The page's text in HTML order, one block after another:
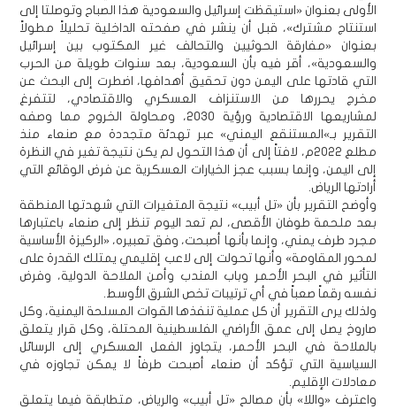
الأولى بعنوان «استيقظت إسرائيل والسعودية هذا الصباح وتوصلتا إلى
استنتاج مشترك»، قبل أن ينشر في صفحته الداخلية تحليلاً مطولاً
بعنوان «مفارقة الحوثيين والتحالف غير المكتوب بين إسرائيل
والسعودية»، أقر فيه بأن السعودية، بعد سنوات طويلة من الحرب
التي قادتها على اليمن دون تحقيق أهدافها، اضطرت إلى البحث عن
مخرج يحررها من الاستنزاف العسكري والاقتصادي، لتتفرغ
لمشاريعها الاقتصادية ورؤية 2030، ومحاولة الخروج مما وصفه
التقرير بـ»المستنقع اليمني» عبر تهدئة متجددة مع صنعاء منذ
مطلع 2022م، لافتاً إلى أن هذا التحول لم يكن نتيجة تغير في النظرة
إلى اليمن، وإنما بسبب عجز الخيارات العسكرية عن فرض الوقائع التي
أرادتها الرياض.
وأوضح التقرير بأن «تل أبيب» نتيجة المتغيرات التي شهدتها المنطقة
بعد ملحمة طوفان الأقصى، لم تعد اليوم تنظر إلى صنعاء باعتبارها
مجرد طرف يمني، وإنما بأنها أصبحت، وفق تعبيره، «الركيزة الأساسية
لمحور المقاومة» وأنها تحولت إلى لاعب إقليمي يمتلك القدرة على
التأثير في البحر الأحمر وباب المندب وأمن الملاحة الدولية، وفرض
نفسه رقماً صعباً في أي ترتيبات تخص الشرق الأوسط.
ولذلك يرى التقرير أن كل عملية تنفذها القوات المسلحة اليمنية، وكل
صاروخ يصل إلى عمق الأراضي الفلسطينية المحتلة، وكل قرار يتعلق
بالملاحة في البحر الأحمر، يتجاوز الفعل العسكري إلى الرسائل
السياسية التي تؤكد أن صنعاء أصبحت طرفاً لا يمكن تجاوزه في
معادلات الإقليم.
واعترف «واللا» بأن مصالح «تل أبيب» والرياض، متطابقة فيما يتعلق